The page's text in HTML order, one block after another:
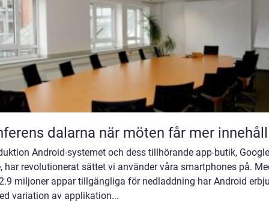
Konferens dalarna när möten får mer innehåll
Android-systemet och dess tillhörande app-butik,
har revolutionerat sättet vi använder våra smartphones på.
miljoner appar tillgängliga för nedladdning har Android
variation av applikation...